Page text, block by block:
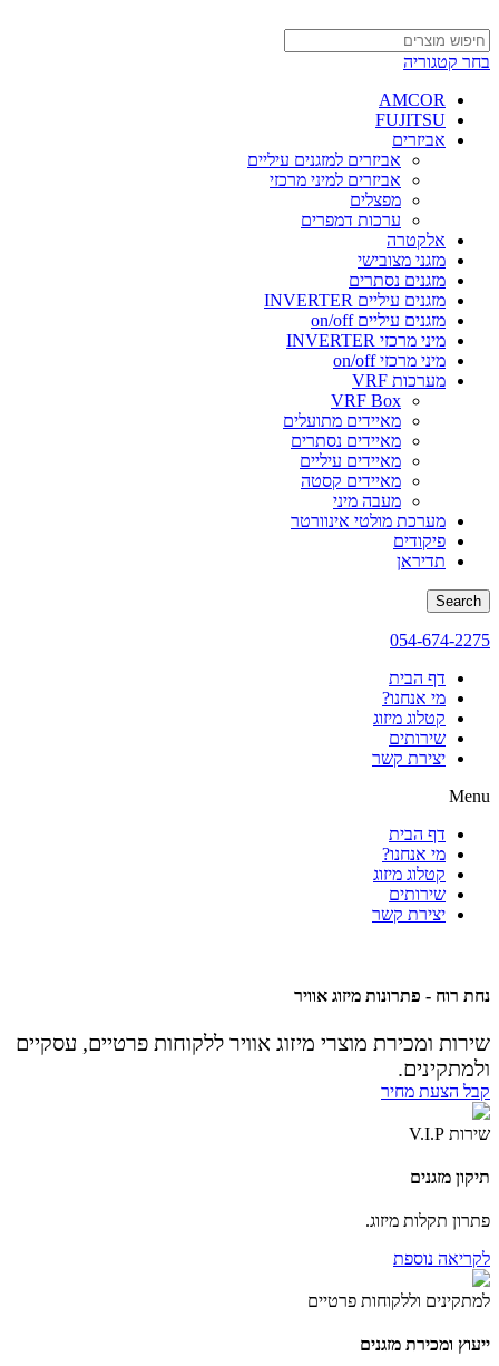
בחר קטגוריה
AMCOR
FUJITSU
אביזרים
אביזרים למזגנים עיליים
אביזרים למיני מרכזי
מפצלים
ערכות דמפרים
אלקטרה
מזגני מצובישי
מזגנים נסתרים
מזגנים עיליים INVERTER
מזגנים עיליים on/off
מיני מרכזי INVERTER
מיני מרכזי on/off
מערכות VRF
VRF Box
מאיידים מתועלים
מאיידים נסתרים
מאיידים עיליים
מאיידים קסטה
מעבה מיני
מערכת מולטי אינוורטר
פיקודים
תדיראן
Search
054-674-2275
דף הבית
מי אנחנו?
קטלוג מיזוג
שירותים
יצירת קשר
Menu
דף הבית
מי אנחנו?
קטלוג מיזוג
שירותים
יצירת קשר
נחת רוח - פתרונות מיזוג אוויר
שירות ומכירת מוצרי מיזוג אוויר ללקוחות פרטיים, עסקיים
ולמתקינים.
קבל הצעת מחיר
שירות V.I.P
תיקון מזגנים
פתרון תקלות מיזוג.
לקריאה נוספת
למתקינים וללקוחות פרטיים
ייעוץ ומכירת מזגנים